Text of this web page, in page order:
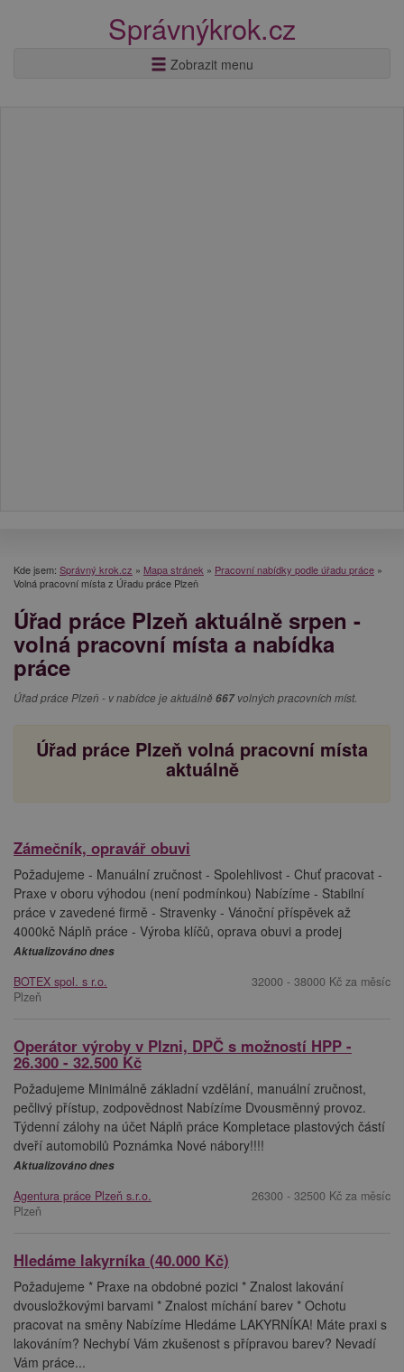
Správnýkrok.cz
Zobrazit menu
Kde jsem: Správný krok.cz » Mapa stránek » Pracovní nabídky podle úřadu práce »
Volná pracovní místa z Úřadu práce Plzeň
Úřad práce Plzeň aktuálně srpen -
volná pracovní místa a nabídka
práce
Úřad práce Plzeň - v nabídce je aktuálně 667volných pracovních míst.
Úřad práce Plzeň volná pracovní místa
aktuálně
Zámečník, opravář obuvi
Požadujeme - Manuální zručnost - Spolehlivost - Chuť pracovat -
Praxe v oboru výhodou (není podmínkou) Nabízíme - Stabilní
práce v zavedené firmě - Stravenky - Vánoční příspěvek až
4000kč Náplň práce - Výroba klíčů, oprava obuvi a prodej
Aktualizováno dnes
BOTEX spol. s r.o.
Plzeň
32000 - 38000 Kč za měsíc
Operátor výroby v Plzni, DPČ s možností HPP -
26.300 - 32.500 Kč
Požadujeme Minimálně základní vzdělání, manuální zručnost,
pečlivý přístup, zodpovědnost Nabízíme Dvousměnný provoz.
Týdenní zálohy na účet Náplň práce Kompletace plastových částí
dveří automobilů Poznámka Nové nábory!!!!
Aktualizováno dnes
Agentura práce Plzeň s.r.o.
Plzeň
26300 - 32500 Kč za měsíc
Hledáme lakyrníka (40.000 Kč)
Požadujeme * Praxe na obdobné pozici * Znalost lakování
dvousložkovými barvami * Znalost míchání barev * Ochotu
pracovat na směny Nabízíme Hledáme LAKYRNÍKA! Máte praxi s
lakováním? Nechybí Vám zkušenost s přípravou barev? Nevadí
Vám práce...